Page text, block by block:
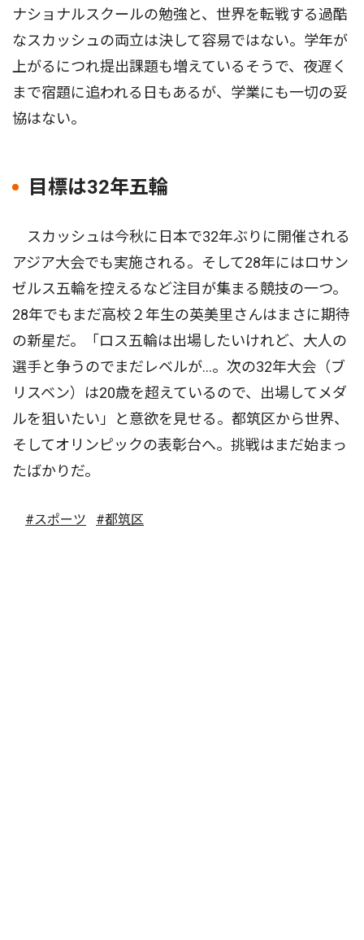
ナショナルスクールの勉強と、世界を転戦する過酷
なスカッシュの両立は決して容易ではない。学年が
上がるにつれ提出課題も増えているそうで、夜遅く
まで宿題に追われる日もあるが、学業にも一切の妥
協はない。
目標は32年五輪
スカッシュは今秋に日本で32年ぶりに開催される
アジア大会でも実施される。そして28年にはロサン
ゼルス五輪を控えるなど注目が集まる競技の一つ。
28年でもまだ高校２年生の英美里さんはまさに期待
の新星だ。「ロス五輪は出場したいけれど、大人の
選手と争うのでまだレベルが...。次の32年大会（ブ
リスベン）は20歳を超えているので、出場してメダ
ルを狙いたい」と意欲を見せる。都筑区から世界、
そしてオリンピックの表彰台へ。挑戦はまだ始まっ
たばかりだ。
#スポーツ #都筑区